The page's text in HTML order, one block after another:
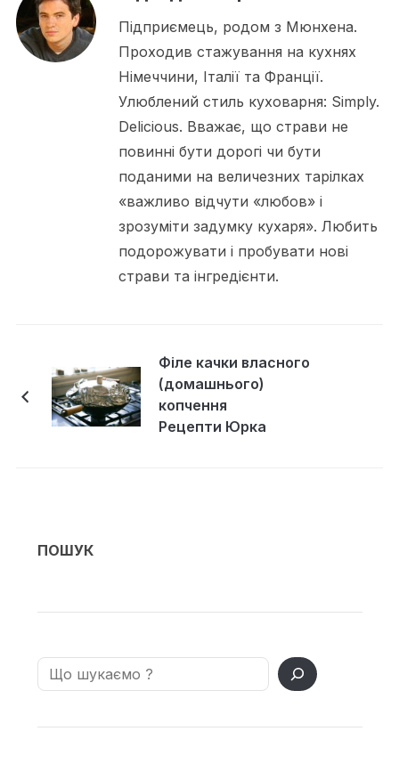
Підприємець, родом з Мюнхена.
Проходив стажування на кухнях
Німеччини, Італії та Франції.
Улюблений стиль куховарня: Simply.
Delicious. Вважає, що страви не
повинні бути дорогі чи бути
поданими на величезних тарілках
«важливо відчути «любов» і
зрозуміти задумку кухаря». Любить
подорожувати і пробувати нові
страви та інгредієнти.
Філе качки власного
(домашнього)
копчення
Рецепти Юрка
ПОШУК
Search